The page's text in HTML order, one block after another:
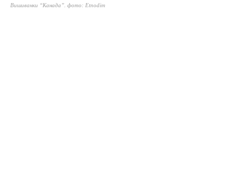
Вишиванки “Канада”. фото: Etnodim